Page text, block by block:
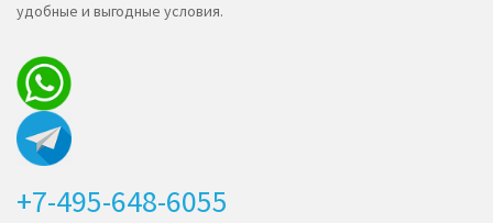
удобные и выгодные условия.
+7-495-648-6055